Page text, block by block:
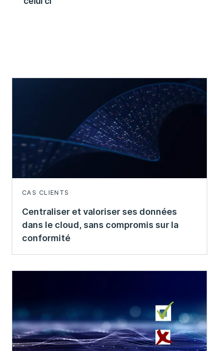
CAS CLIENTS
Centraliser et valoriser ses données
dans le cloud, sans compromis sur la
conformité